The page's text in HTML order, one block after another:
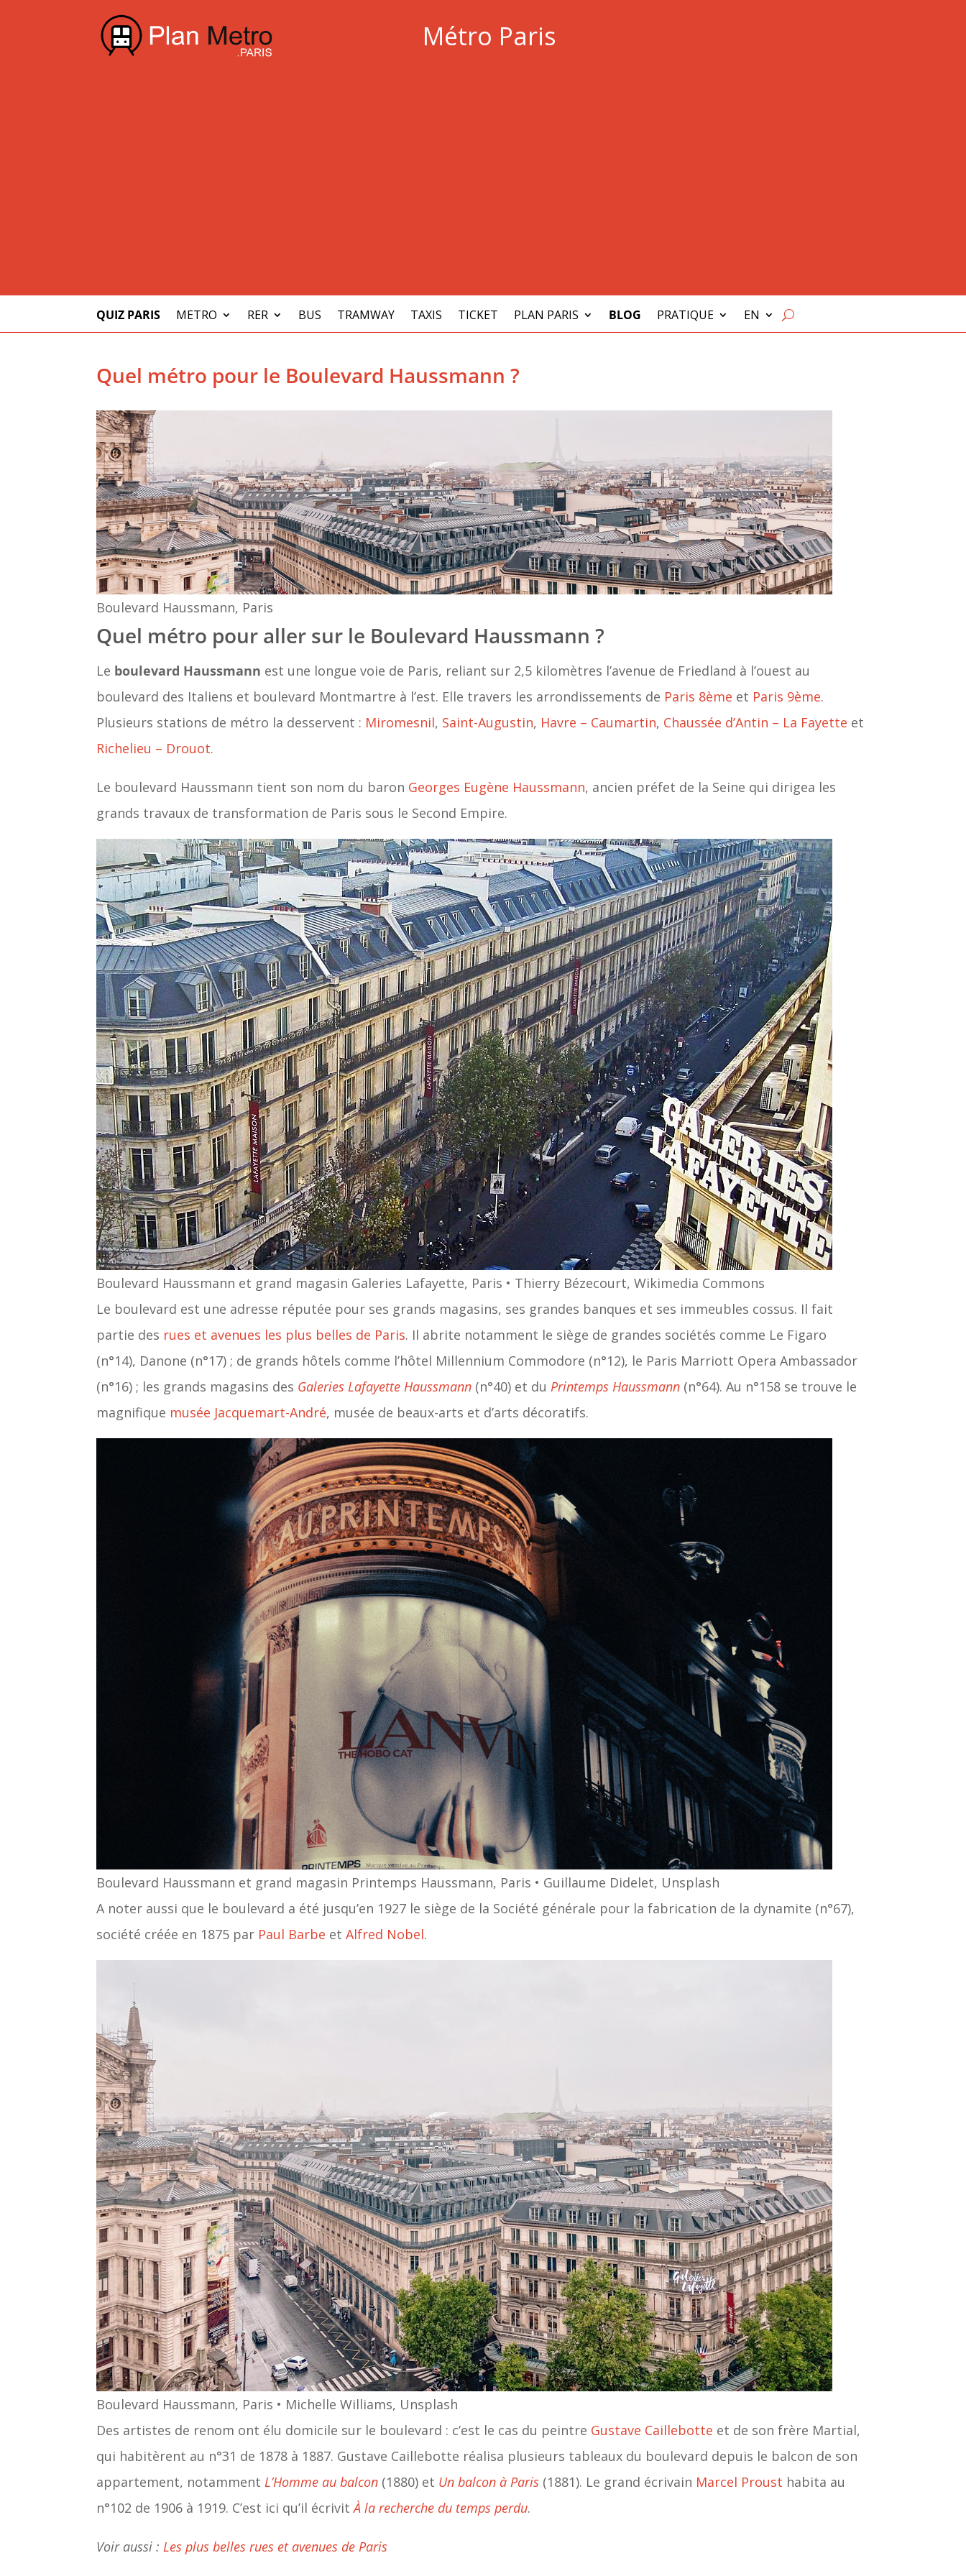
Métro Paris
QUIZ PARIS METRO RER BUS TRAMWAY TAXIS TICKET PLAN PARIS BLOG PRATIQUE EN
Quel métro pour le Boulevard Haussmann ?
Boulevard Haussmann, Paris
Quel métro pour aller sur le Boulevard Haussmann ?
Le boulevard Haussmann est une longue voie de Paris, reliant sur 2,5 kilomètres l’avenue de Friedland à l’ouest au
boulevard des Italiens et boulevard Montmartre à l’est. Elle travers les arrondissements de Paris 8ème et Paris 9ème.
Plusieurs stations de métro la desservent : Miromesnil, Saint-Augustin, Havre – Caumartin, Chaussée d’Antin – La Fayette et
Richelieu – Drouot.
Le boulevard Haussmann tient son nom du baron Georges Eugène Haussmann, ancien préfet de la Seine qui dirigea les
grands travaux de transformation de Paris sous le Second Empire.
Boulevard Haussmann et grand magasin Galeries Lafayette, Paris • Thierry Bézecourt, Wikimedia Commons
Le boulevard est une adresse réputée pour ses grands magasins, ses grandes banques et ses immeubles cossus. Il fait
partie des rues et avenues les plus belles de Paris. Il abrite notamment le siège de grandes sociétés comme Le Figaro
(n°14), Danone (n°17) ; de grands hôtels comme l’hôtel Millennium Commodore (n°12), le Paris Marriott Opera Ambassador
(n°16) ; les grands magasins des Galeries Lafayette Haussmann (n°40) et duPrintemps Haussmann (n°64). Au n°158 se trouve le
magnifique musée Jacquemart-André, musée de beaux-arts et d’arts décoratifs.
Boulevard Haussmann et grand magasin Printemps Haussmann, Paris • Guillaume Didelet, Unsplash
A noter aussi que le boulevard a été jusqu’en 1927 le siège de la Société générale pour la fabrication de la dynamite (n°67),
société créée en 1875 par Paul Barbe etAlfred Nobel.
Boulevard Haussmann, Paris • Michelle Williams, Unsplash
Des artistes de renom ont élu domicile sur le boulevard : c’est le cas du peintre Gustave Caillebotte et de son frère Martial,
qui habitèrent au n°31 de 1878 à 1887. Gustave Caillebotte réalisa plusieurs tableaux du boulevard depuis le balcon de son
appartement, notammentL’Homme au balcon (1880) et Un balcon à Paris (1881). Le grand écrivain Marcel Proust habita au
n°102 de 1906 à 1919. C’est ici qu’il écrivitÀ la recherche du temps perdu.
Voir aussi :Les plus belles rues et avenues de Paris